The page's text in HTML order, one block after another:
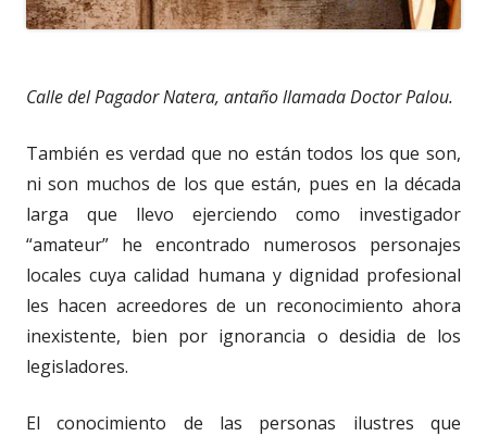
Calle del Pagador Natera, antaño llamada Doctor Palou.
También es verdad que no están todos los que son,
ni son muchos de los que están, pues en la década
larga que llevo ejerciendo como investigador
“amateur” he encontrado numerosos personajes
locales cuya calidad humana y dignidad profesional
les hacen acreedores de un reconocimiento ahora
inexistente, bien por ignorancia o desidia de los
legisladores.
El conocimiento de las personas ilustres que